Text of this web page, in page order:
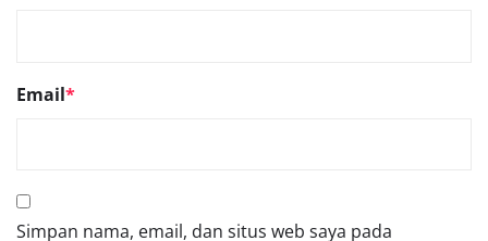
Email*
Simpan nama, email, dan situs web saya pada